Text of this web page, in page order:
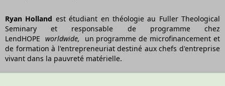
Ryan Holland est étudiant en théologie au Fuller Theological
Seminary et responsable de programme chez
LendHOPE worldwide,
un programme de microfinancement et
de formation à l'entrepreneuriat destiné aux chefs d'entreprise
vivant dans la pauvreté matérielle.